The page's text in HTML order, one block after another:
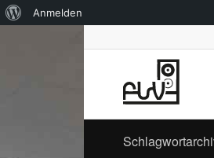
Über
Anmelden